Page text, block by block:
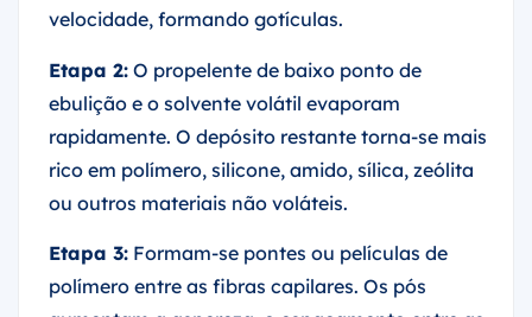
velocidade, formando gotículas.
Etapa 2: O propelente de baixo ponto de
ebulição e o solvente volátil evaporam
rapidamente. O depósito restante torna-se mais
rico em polímero, silicone, amido, sílica, zeólita
ou outros materiais não voláteis.
Etapa 3: Formam-se pontes ou películas de
polímero entre as fibras capilares. Os pós